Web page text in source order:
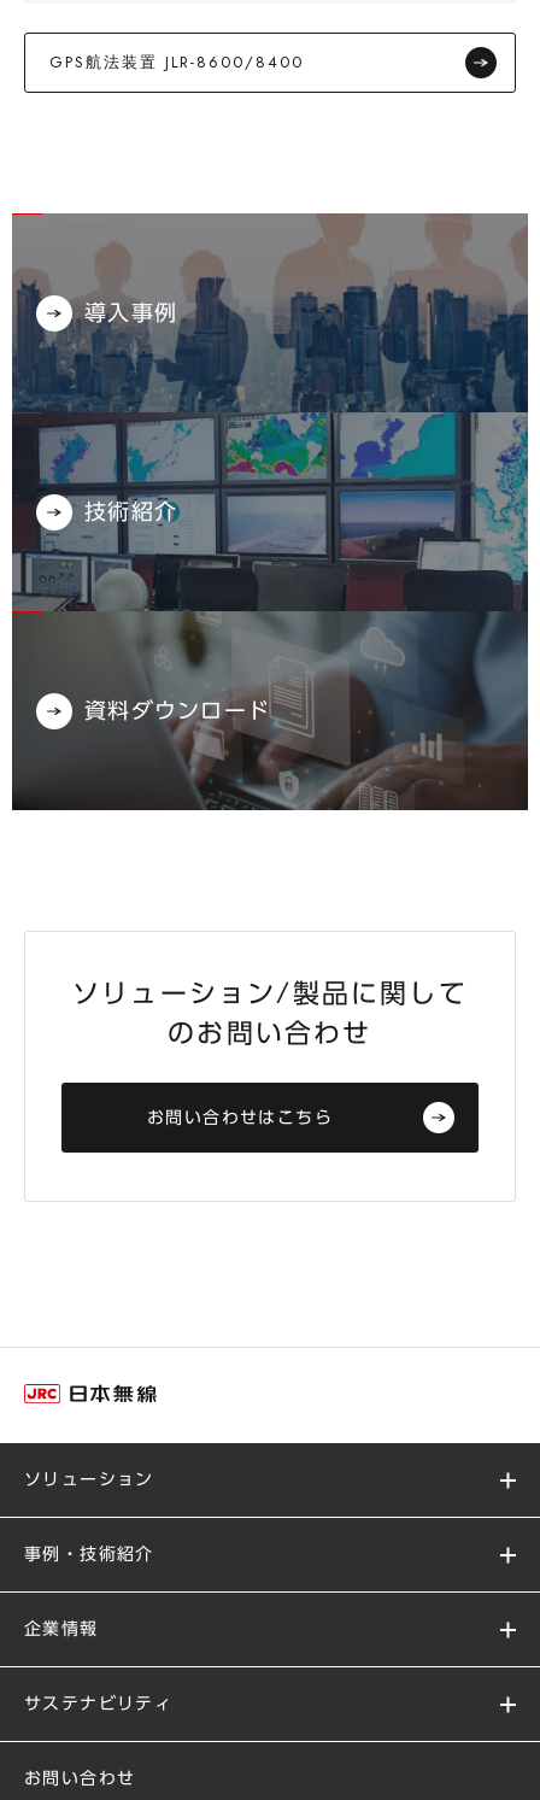
GPS航法装置 JLR-8600/8400
導入事例
技術紹介
資料ダウンロード
ソリューション/製品に関して
のお問い合わせ
お問い合わせはこちら
ソリューション
事例・技術紹介
企業情報
サステナビリティ
お問い合わせ